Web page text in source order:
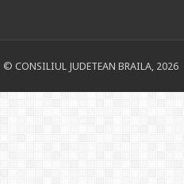
© CONSILIUL JUDETEAN BRAILA, 2026